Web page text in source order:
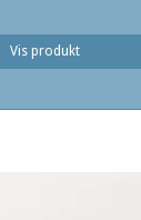
Vis produkt